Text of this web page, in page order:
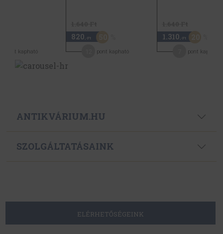
pont kapható
820 ,-Ft
pont kapható
1.310 ,-Ft
pont kapható
ANTIKVÁRIUM.HU
SZOLGÁLTATÁSAINK
ELÉRHETŐSÉGEINK